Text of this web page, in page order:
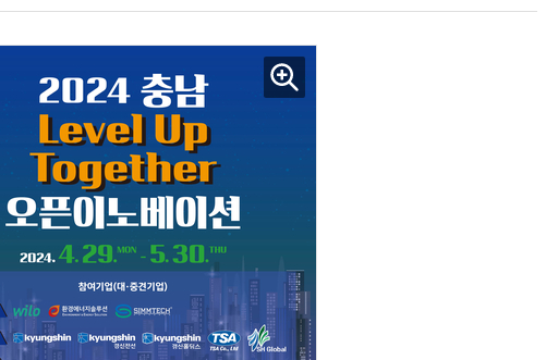
에 무상 이전…“상생 협력으로 생태
계 고도화”
칩' 구현
[르포]아이들이 직접 첨단 전자현미
경 다루며 과학원리 체득...과학체험